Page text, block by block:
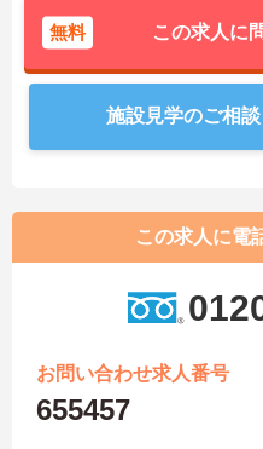
無料 この求人に
施設見学のご相談
この求人に電
お問い合わせ求人番号
655457